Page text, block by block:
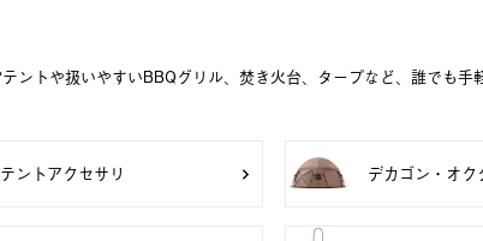
ントや扱いやすいBBQグリル、焚き火台、タープなど、誰でも手
テントアクセサリ デカゴン・オク